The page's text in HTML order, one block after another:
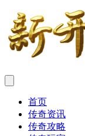
首页
传奇资讯
传奇攻略